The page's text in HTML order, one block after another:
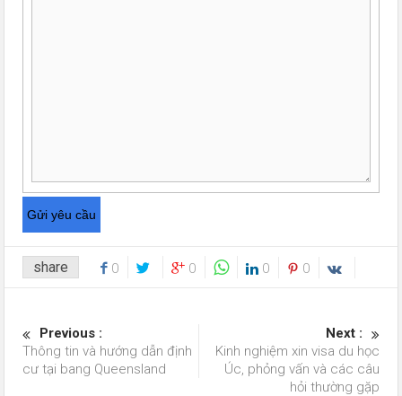
share 0 0 0 0
Previous :
Thông tin và hướng dẫn định
cư tại bang Queensland
Next :
Kinh nghiệm xin visa du học
Úc, phỏng vấn và các câu
hỏi thường gặp